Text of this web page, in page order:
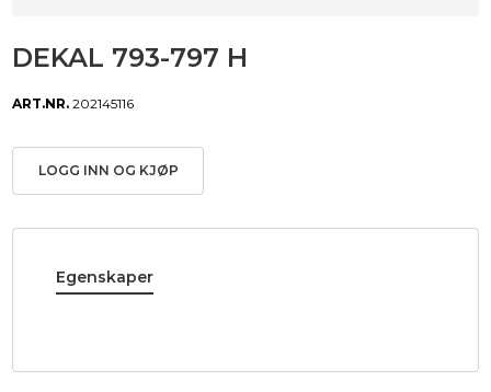
DEKAL 793-797 H
ART.NR. 202145116
LOGG INN OG KJØP
Egenskaper